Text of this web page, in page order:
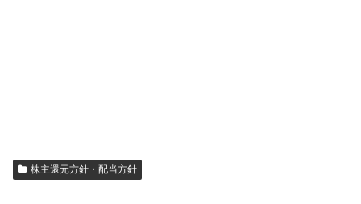
株主還元方針・配当方針